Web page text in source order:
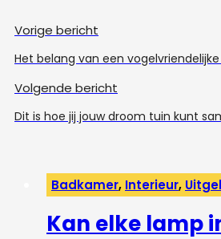
Vorige bericht
Het belang van een
Volgende bericht
Dit is hoe jij jouw droom tuin kunt
Badkamer, Interieur,
Kan elke lamp